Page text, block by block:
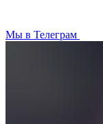
Мы в Телеграм